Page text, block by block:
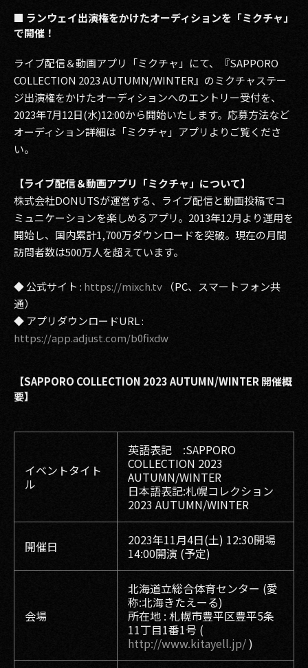
■ ランウェイ出演権をかけたオーディションを「ミクチャ」
で開催！
ライブ配信＆動画アプリ「ミクチャ」にて、『SAPPORO
COLLECTION 2023 AUTUMN/WINTER』のミクチャステー
ジ出演権をかけたオーディションへのエントリー受付を、
2023年7月12日(水)12:00から開始いたします。応募方法など
オーディション詳細は「ミクチャ」アプリよりご覧くださ
い。
【ライブ配信＆動画アプリ「ミクチャ」について】
株式会社DONUTSが運営する、ライブ配信と動画投稿でコ
ミュニケーションを楽しめるアプリ。2013年12月より運用を
開始し、国内累計1,700万ダウンロードを突破。現在の月間
訪問者数は500万人を超えています。
◆ 公式サイト : https://mixch.tv （PC、スマートフォン共
通）
◆ アプリダウンロードURL :
https://app.adjust.com/b0fixdw
【SAPPORO COLLECTION 2023 AUTUMN/WINTER 開催概
要】
イベントタイト
ル
英語表記 :SAPPORO
COLLECTION 2023
AUTUMN/WINTER
日本語表記:札幌コレクション
2023 AUTUMN/WINTER
開催日
2023年11月4日(土) 12:30開場
14:00開演 (予定)
会場
北海道立総合体育センター (愛
称:北海きたえーる)
所在地 : 札幌市豊平区豊平5条
11丁目1番1号 (
http://www.kitayell.jp/)